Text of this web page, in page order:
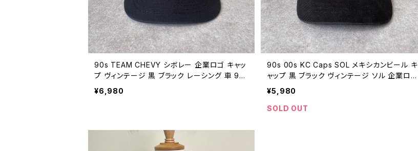
90s TEAM CHEVY シボレー 企業ロゴ キャッ
プ ヴィンテージ 黒 ブラック レーシング 車 90
年代 ビンテージ トラッカーキャップ 2604100
¥6,980
90s 00s KC Caps SOL メキシカンビール キ
ャップ 黒 ブラック ヴィンテージ ソル 企業ロゴ
メキシコ 酒 90年代 ビンテージ 26041003
¥5,980
SOLD OUT